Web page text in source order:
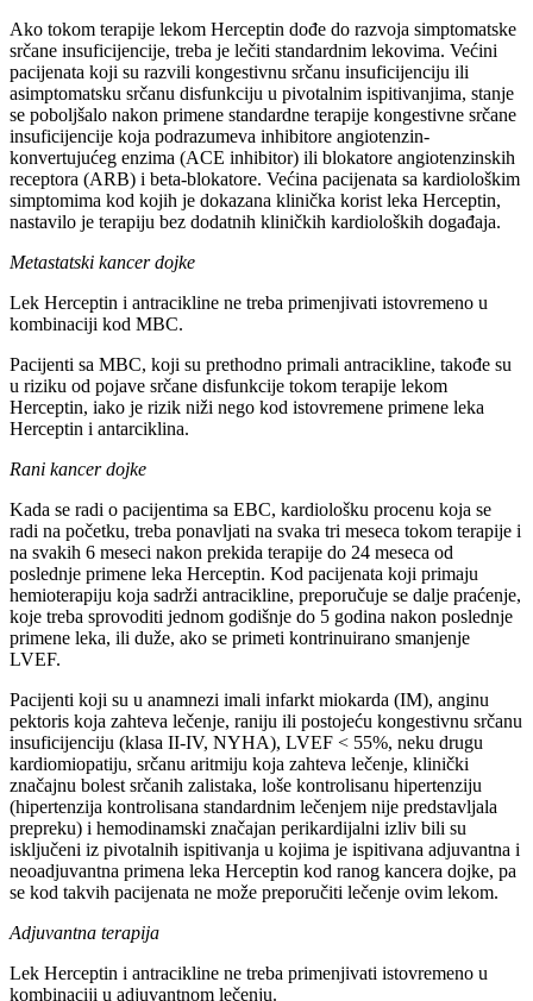
Ako tokom terapije lekom Herceptin dođe do razvoja simptomatske
srčane insuficijencije, treba je lečiti standardnim lekovima. Većini
pacijenata koji su razvili kongestivnu srčanu insuficijenciju ili
asimptomatsku srčanu disfunkciju u pivotalnim ispitivanjima, stanje
se poboljšalo nakon primene standardne terapije kongestivne srčane
insuficijencije koja podrazumeva inhibitore angiotenzin-
konvertujućeg enzima (ACE inhibitor) ili blokatore angiotenzinskih
receptora (ARB) i beta-blokatore. Većina pacijenata sa kardiološkim
simptomima kod kojih je dokazana klinička korist leka Herceptin,
nastavilo je terapiju bez dodatnih kliničkih kardioloških događaja.
Metastatski kancer dojke
Lek Herceptin i antracikline ne treba primenjivati istovremeno u
kombinaciji kod MBC.
Pacijenti sa MBC, koji su prethodno primali antracikline, takođe su
u riziku od pojave srčane disfunkcije tokom terapije lekom
Herceptin, iako je rizik niži nego kod istovremene primene leka
Herceptin i antarciklina.
Rani kancer dojke
Kada se radi o pacijentima sa EBC, kardiološku procenu koja se
radi na početku, treba ponavljati na svaka tri meseca tokom terapije i
na svakih 6 meseci nakon prekida terapije do 24 meseca od
poslednje primene leka Herceptin. Kod pacijenata koji primaju
hemioterapiju koja sadrži antracikline, preporučuje se dalje praćenje,
koje treba sprovoditi jednom godišnje do 5 godina nakon poslednje
primene leka, ili duže, ako se primeti kontrinuirano smanjenje
LVEF.
Pacijenti koji su u anamnezi imali infarkt miokarda (IM), anginu
pektoris koja zahteva lečenje, raniju ili postojeću kongestivnu srčanu
insuficijenciju (klasa II-IV, NYHA), LVEF < 55%, neku drugu
kardiomiopatiju, srčanu aritmiju koja zahteva lečenje, klinički
značajnu bolest srčanih zalistaka, loše kontrolisanu hipertenziju
(hipertenzija kontrolisana standardnim lečenjem nije predstavljala
prepreku) i hemodinamski značajan perikardijalni izliv bili su
isključeni iz pivotalnih ispitivanja u kojima je ispitivana adjuvantna i
neoadjuvantna primena leka Herceptin kod ranog kancera dojke, pa
se kod takvih pacijenata ne može preporučiti lečenje ovim lekom.
Adjuvantna terapija
Lek Herceptin i antracikline ne treba primenjivati istovremeno u
kombinaciji u adjuvantnom lečenju.